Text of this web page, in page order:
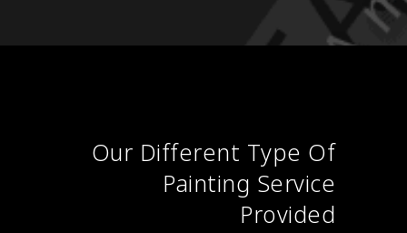
Our Different Type Of
Painting Service
Provided